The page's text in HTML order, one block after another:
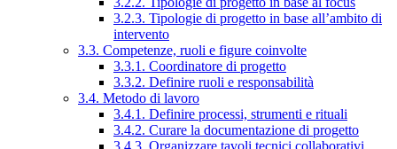
3.2.3. Tipologie di progetto in base all’ambito di
intervento
3.3. Competenze, ruoli e figure coinvolte
3.3.1. Coordinatore di progetto
3.3.2. Definire ruoli e responsabilità
3.4. Metodo di lavoro
3.4.1. Definire processi, strumenti e rituali
3.4.2. Curare la documentazione di progetto
3.4.3. Organizzare tavoli tecnici collaborativi